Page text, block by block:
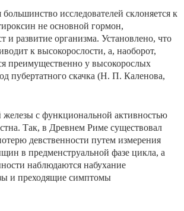
исследователей склоняется к
не основной гормон,
и развитие организма. Установлено, что
к высокорослости, а, наоборот,
преимущественно у высо­корослых
пубертатного скачка (Н. П. Каленова,
с функциональной актив­ностью
Так, в Древнем Риме су­ществовал
девственности путем измерения
в предменструальной фазе цикла, а
наблюдаются набухание
и преходящие симптомы